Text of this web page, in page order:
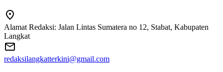
Alamat Redaksi: Jalan Lintas Sumatera no 12, Stabat, Kabupaten
Langkat
redaksilangkatterkini@gmail.com